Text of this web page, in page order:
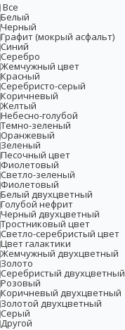
Все
Белый
Черный
Графит (мокрый асфальт)
Синий
Серебро
Жемчужный цвет
Красный
Серебристо-серый
Коричневый
Желтый
Небесно-голубой
Темно-зеленый
Оранжевый
Зеленый
Песочный цвет
Фиолетовый
Светло-зеленый
Фиолетовый
Белый двухцветный
Голубой нефрит
Черный двухцветный
Тростниковый цвет
Светло-серебристый цвет
Цвет галактики
Жемчужный двухцветный
Золото
Серебристый двухцветный
Розовый
Коричневый двухцветный
Золотой двухцветный
Серый
Другой